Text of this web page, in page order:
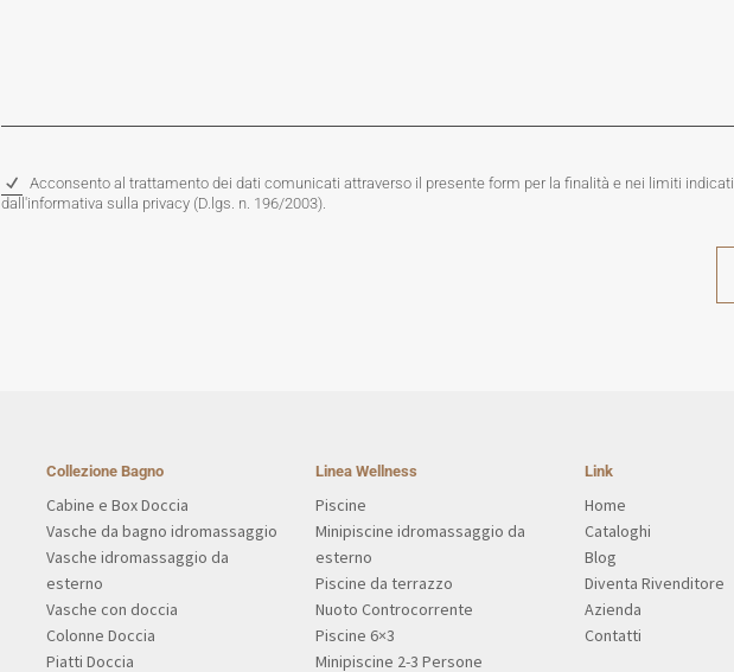
Acconsento al trattamento dei dati comunicati attraverso il presente form per la finalità e nei limiti indicati
dall'informativa sulla privacy (D.lgs. n. 196/2003).
Collezione Bagno
Cabine e Box Doccia
Vasche da bagno idromassaggio
Vasche idromassaggio da
esterno
Vasche con doccia
Colonne Doccia
Piatti Doccia
Linea Wellness
Piscine
Minipiscine idromassaggio da
esterno
Piscine da terrazzo
Nuoto Controcorrente
Piscine 6×3
Minipiscine 2-3 Persone
Link
Home
Cataloghi
Blog
Diventa Rivenditore
Azienda
Contatti